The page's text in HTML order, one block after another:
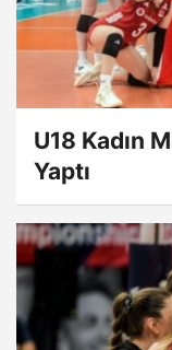
U18 Kadın
Yaptı